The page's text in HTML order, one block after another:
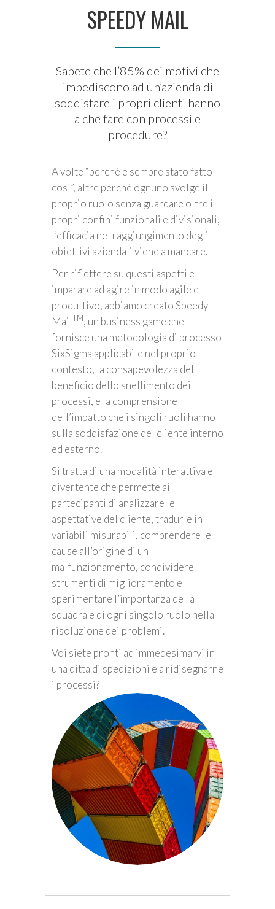
SPEEDY MAIL
Sapete che l’85% dei motivi che
impediscono ad un’azienda di
soddisfare i propri clienti hanno
a che fare con processi e
procedure?
A volte “perché è sempre stato fatto
così”, altre perché ognuno svolge il
proprio ruolo senza guardare oltre i
propri confini funzionali e divisionali,
l’efficacia nel raggiungimento degli
obiettivi aziendali viene a mancare.
Per riflettere su questi aspetti e
imparare ad agire in modo agile e
produttivo, abbiamo creato Speedy
MailTM, un business game che
fornisce una metodologia di processo
SixSigma applicabile nel proprio
contesto, la consapevolezza del
beneficio dello snellimento dei
processi, e la comprensione
dell’impatto che i singoli ruoli hanno
sulla soddisfazione del cliente interno
ed esterno.
Si tratta di una modalità interattiva e
divertente che permette ai
partecipanti di analizzare le
aspettative del cliente, tradurle in
variabili misurabili, comprendere le
cause all’origine di un
malfunzionamento, condividere
strumenti di miglioramento e
sperimentare l’importanza della
squadra e di ogni singolo ruolo nella
risoluzione dei problemi.
Voi siete pronti ad immedesimarvi in
una ditta di spedizioni e a ridisegnarne
i processi?